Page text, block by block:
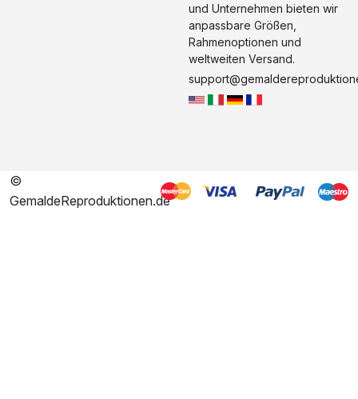
und Unternehmen bieten wir
anpassbare Größen,
Rahmenoptionen und
weltweiten Versand.
©
GemaldeReproduktionen.de